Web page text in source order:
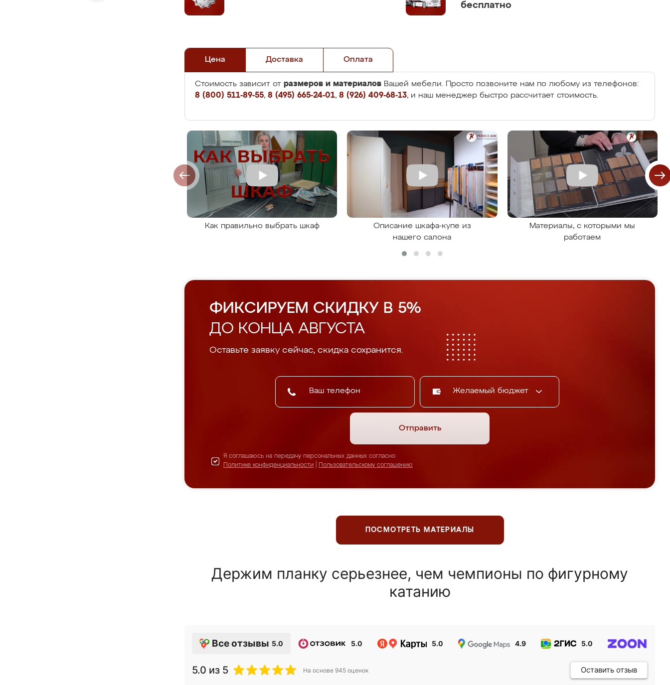
бесплатно
Цена Доставка Оплата
Стоимость зависит от размеров и материалов Вашей мебели. Просто позвоните нам по любому из телефонов:
8 (800) 511-89-55, 8 (495) 665-24-01, 8 (926) 409-68-13, и наш менеджер быстро рассчитает стоимость.
Как правильно выбрать шкаф
Описание шкафа-купе из
нашего салона
Материалы, с которыми мы
работаем
ФИКСИРУЕМ СКИДКУ В 5%
ДО КОНЦА АВГУСТА
Оставьте заявку сейчас, скидка сохранится.
Желаемый бюджет
Отправить
Я соглашаюсь на передачу персональных данных согласно
Политике конфиденциальности
Пользовательскому соглашению
ПОСМОТРЕТЬ МАТЕРИАЛЫ
Держим планку серьезнее, чем чемпионы по фигурному
катанию
Все отзывы 5.0 5.0 5.0 4.9 5.0
5.0 из 5 На основе 945 оценок Оставить отзыв